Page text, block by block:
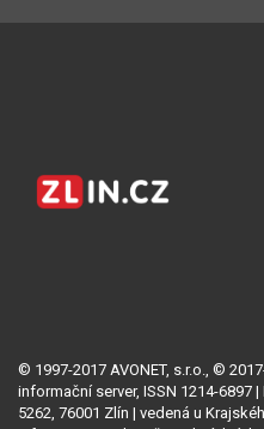
© 1997-2017 AVONET, s.r.o., ©
informační server, ISSN 1214-6897
5262, 76001 Zlín | vedená u